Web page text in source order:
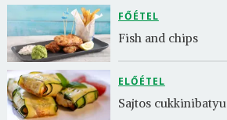
FŐÉTEL
Fish and chips
ELŐÉTEL
Sajtos cukkinibatyu